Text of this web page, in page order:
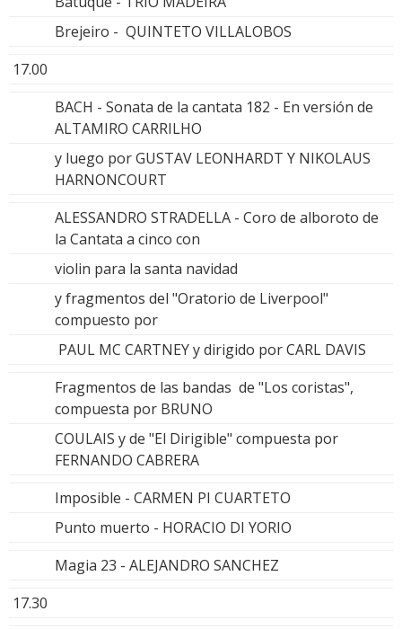
Brejeiro - QUINTETO VILLALOBOS
17.00
BACH - Sonata de la cantata 182 - En versión de
ALTAMIRO CARRILHO
y luego por GUSTAV LEONHARDT Y NIKOLAUS
HARNONCOURT
ALESSANDRO STRADELLA - Coro de alboroto de
la Cantata a cinco con
violin para la santa navidad
y fragmentos del "Oratorio de Liverpool"
compuesto por
PAUL MC CARTNEY y dirigido por CARL DAVIS
Fragmentos de las bandas de "Los coristas",
compuesta por BRUNO
COULAIS y de "El Dirigible" compuesta por
FERNANDO CABRERA
Imposible - CARMEN PI CUARTETO
Punto muerto - HORACIO DI YORIO
Magia 23 - ALEJANDRO SANCHEZ
17.30